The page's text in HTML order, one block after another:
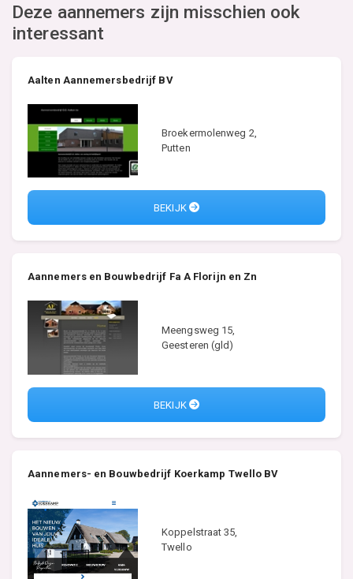
Deze aannemers zijn misschien ook
interessant
Aalten Aannemersbedrijf BV
Broekermolenweg 2,
Putten
BEKIJK
Aannemers en Bouwbedrijf Fa A Florijn en Zn
Meengsweg 15,
Geesteren (gld)
BEKIJK
Aannemers- en Bouwbedrijf Koerkamp Twello BV
Koppelstraat 35,
Twello